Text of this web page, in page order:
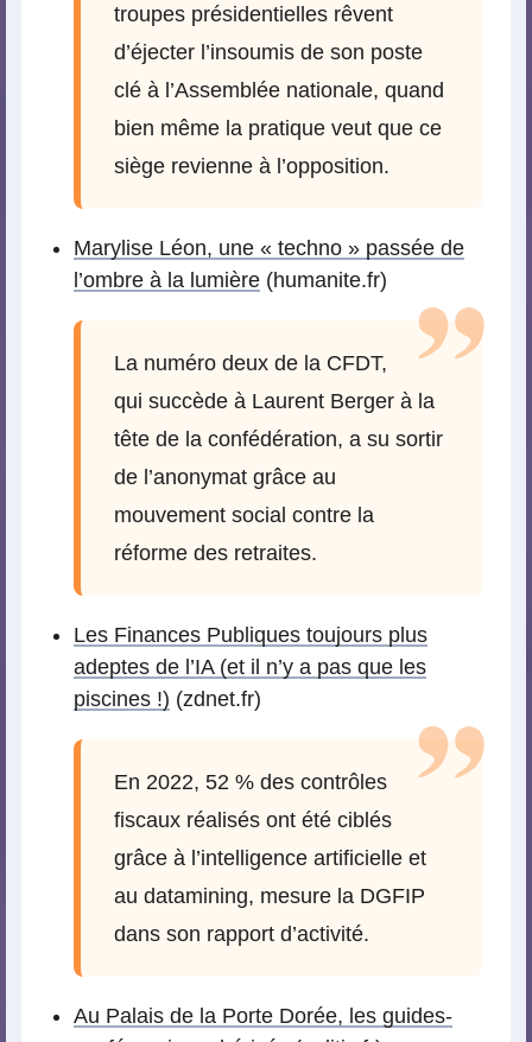
troupes présidentielles rêvent
d’éjecter l’insoumis de son poste
clé à l’Assemblée nationale, quand
bien même la pratique veut que ce
siège revienne à l’opposition.
Marylise Léon, une « techno » passée de
l’ombre à la lumière (humanite.fr)
La numéro deux de la CFDT,
qui succède à Laurent Berger à la
tête de la confédération, a su sortir
de l’anonymat grâce au
mouvement social contre la
réforme des retraites.
Les Finances Publiques toujours plus
adeptes de l’IA (et il n’y a pas que les
piscines !) (zdnet.fr)
En 2022, 52 % des contrôles
fiscaux réalisés ont été ciblés
grâce à l’intelligence artificielle et
au datamining, mesure la DGFIP
dans son rapport d’activité.
Au Palais de la Porte Dorée, les guides-